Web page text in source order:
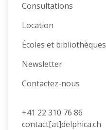
Consultations
Location
Écoles et bibliothèques
Newsletter
Contactez-nous
+41 22 310 76 86
contact[at]delphica.ch